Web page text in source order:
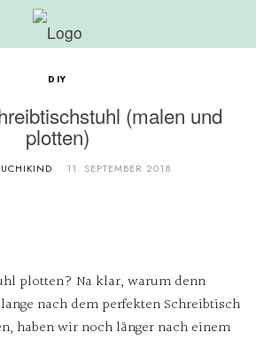
DIY
(malen und
plotten)
11. SEPTEMBER 2018
plotten? Na klar, warum denn
nach dem perfekten Schreibtisch
haben wir noch länger nach einem